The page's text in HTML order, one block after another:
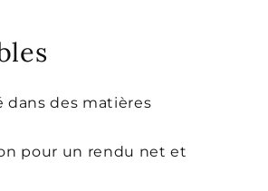
dans des matières
pour un rendu net et